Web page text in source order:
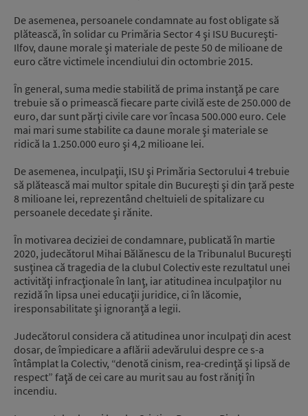
De asemenea, persoanele condamnate au fost obligate să
plătească, în solidar cu Primăria Sector 4 şi ISU Bucureşti-
Ilfov, daune morale şi materiale de peste 50 de milioane de
euro către victimele incendiului din octombrie 2015.
În general, suma medie stabilită de prima instanţă pe care
trebuie să o primească fiecare parte civilă este de 250.000 de
euro, dar sunt părţi civile care vor încasa 500.000 euro. Cele
mai mari sume stabilite ca daune morale şi materiale se
ridică la 1.250.000 euro şi 4,2 milioane lei.
De asemenea, inculpaţii, ISU şi Primăria Sectorului 4 trebuie
să plătească mai multor spitale din Bucureşti şi din ţară peste
8 milioane lei, reprezentând cheltuieli de spitalizare cu
persoanele decedate şi rănite.
În motivarea deciziei de condamnare, publicată în martie
2020, judecătorul Mihai Bălănescu de la Tribunalul Bucureşti
susţinea că tragedia de la clubul Colectiv este rezultatul unei
activităţi infracţionale în lanţ, iar atitudinea inculpaţilor nu
rezidă în lipsa unei educaţii juridice, ci în lăcomie,
iresponsabilitate şi ignoranţă a legii.
Judecătorul considera că atitudinea unor inculpaţi din acest
dosar, de împiedicare a aflării adevărului despre ce s-a
întâmplat la Colectiv, “denotă cinism, rea-credinţă şi lipsă de
respect” faţă de cei care au murit sau au fost răniţi în
incendiu.